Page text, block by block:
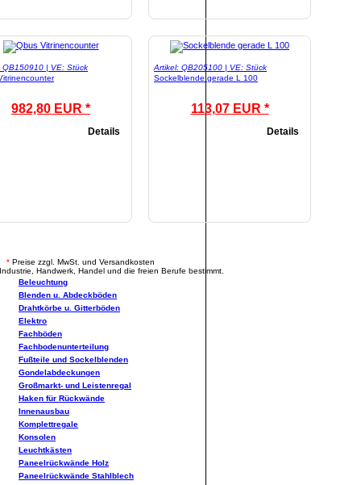
QB150910 | VE: Stück
982,80 EUR *
Details
Artikel: QB205100 | VE: Stück
Sockelblende gerade L 100
113,07 EUR *
Details
* Preise zzgl. MwSt. und Versandkosten
Handwerk, Handel und die freien Berufe bestimmt.
Beleuchtung
Blenden u. Abdeckböden
Drahtkörbe u. Gitterböden
Elektro
Fachböden
Fachbodenunterteilung
Fußteile und Sockelblenden
Gondelabdeckungen
Großmarkt- und Leistenregal
Haken für Rückwände
Innenausbau
Komplettregale
Konsolen
Leuchtkästen
Paneelrückwände Holz
Paneelrückwände Stahlblech